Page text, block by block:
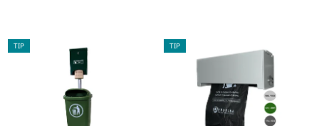
TIP TIP